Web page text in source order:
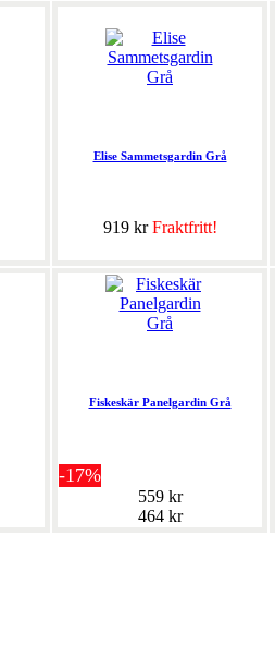
Elise Sammetsgardin Grå
919 krFraktfritt!
Fiskeskär Panelgardin Grå
-17%
559 kr
464 kr